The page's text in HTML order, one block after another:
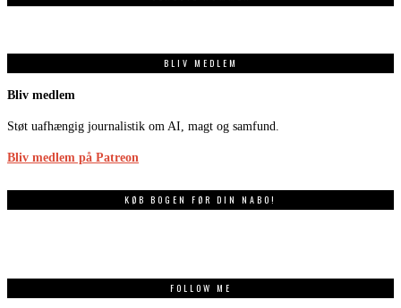
BLIV MEDLEM
Bliv medlem
Støt uafhængig journalistik om AI, magt og samfund.
Bliv medlem på Patreon
KØB BOGEN FØR DIN NABO!
FOLLOW ME